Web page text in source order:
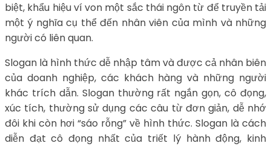
biệt, khẩu hiệu ví von một sắc thái ngôn từ để truyền tải
một ý nghĩa cụ thể đến nhân viên của mình và những
người có liên quan.
Slogan là hình thức dễ nhập tâm và được cả nhân biên
của doanh nghiệp, các khách hàng và những người
khác trích dẫn. Slogan thường rất ngắn gọn, cô đọng,
xúc tích, thường sử dụng các câu từ đơn giản, dễ nhớ
đôi khi còn hơi “sáo rỗng” về hình thức. Slogan là cách
diễn đạt cô đọng nhất của triết lý hành động, kinh